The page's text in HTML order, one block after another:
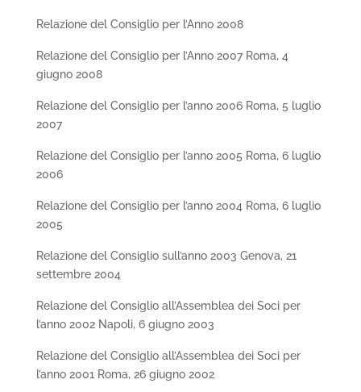
Relazione del Consiglio per l’Anno 2008
Relazione del Consiglio per l’Anno 2007 Roma, 4
giugno 2008
Relazione del Consiglio per l’anno 2006 Roma, 5 luglio
2007
Relazione del Consiglio per l’anno 2005 Roma, 6 luglio
2006
Relazione del Consiglio per l’anno 2004 Roma, 6 luglio
2005
Relazione del Consiglio sull’anno 2003 Genova, 21
settembre 2004
Relazione del Consiglio all’Assemblea dei Soci per
l’anno 2002 Napoli, 6 giugno 2003
Relazione del Consiglio all’Assemblea dei Soci per
l’anno 2001 Roma, 26 giugno 2002